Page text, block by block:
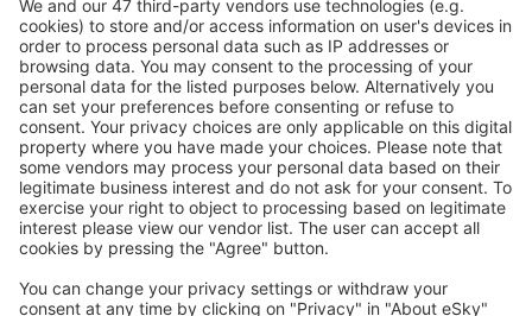
Descarcă aplicația noastrăși organizează-ţi
convenabil călătoriile